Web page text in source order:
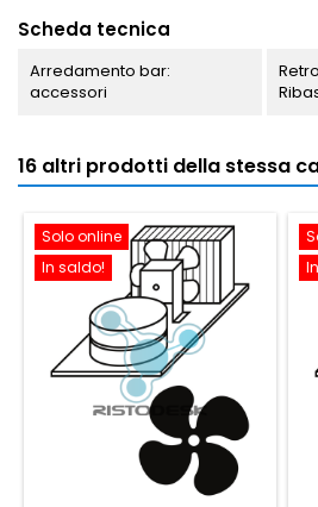
Scheda tecnica
Arredamento bar:
accessori
16 altri prodotti della stessa
Solo online
In saldo!